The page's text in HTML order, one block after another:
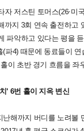
자 저스틴 토머스(26·미
까지 3회 연속 출전하고
파악하고 있다는 평을
(파4) 때문에 동료들이
이 초반 경기 흐름을 좌
' 6번 홀이 지옥 변신
난해까지 버디를 노려볼